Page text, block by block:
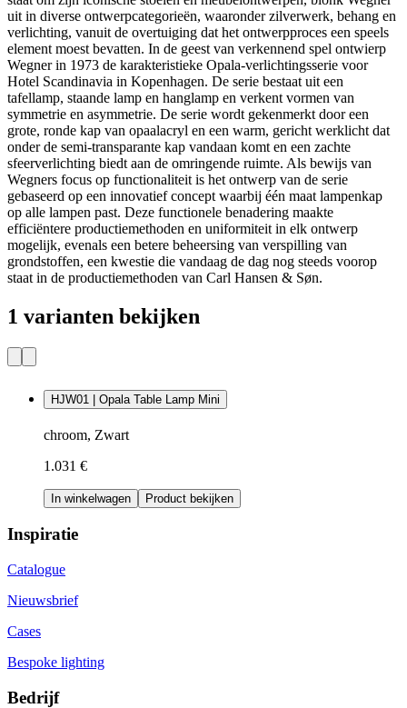
uit in diverse ontwerpcategorieën, waaronder zilverwerk, behang en
verlichting, vanuit de overtuiging dat het ontwerpproces een speels
element moest bevatten. In de geest van verkennend spel ontwierp
Wegner in 1973 de karakteristieke Opala-verlichtingsserie voor
Hotel Scandinavia in Kopenhagen. De serie bestaat uit een
tafellamp, staande lamp en hanglamp en verkent vormen van
symmetrie en asymmetrie. De serie wordt gekenmerkt door een
grote, ronde kap van opaalacryl en een warm, gericht werklicht dat
onder de semi-transparante kap vandaan komt en een zachte
sfeerverlichting biedt aan de omringende ruimte. Als bewijs van
Wegners focus op functionaliteit is het ontwerp van de serie
gebaseerd op een innovatief concept waarbij één maat lampenkap
op alle lampen past. Deze functionele benadering maakte
efficiëntere productiemethoden en uniformiteit in elk ontwerp
mogelijk, evenals een betere beheersing van verspilling van
grondstoffen, een kwestie die vandaag de dag nog steeds voorop
staat in de productiemethoden van Carl Hansen & Søn.
1 varianten bekijken
HJW01 | Opala Table Lamp Mini
chroom, Zwart
1.031 €
In winkelwagen Product bekijken
Inspiratie
Catalogue
Nieuwsbrief
Cases
Bespoke lighting
Bedrijf